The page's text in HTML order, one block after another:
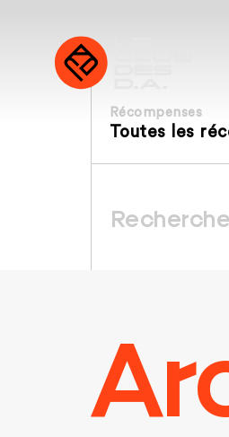
Récompenses
Toutes les